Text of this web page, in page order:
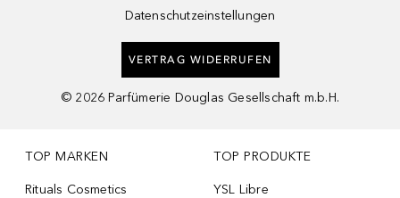
Datenschutzeinstellungen
VERTRAG WIDERRUFEN
© 2026 Parfümerie Douglas Gesellschaft m.b.H.
TOP MARKEN
Rituals Cosmetics
TOP PRODUKTE
YSL Libre